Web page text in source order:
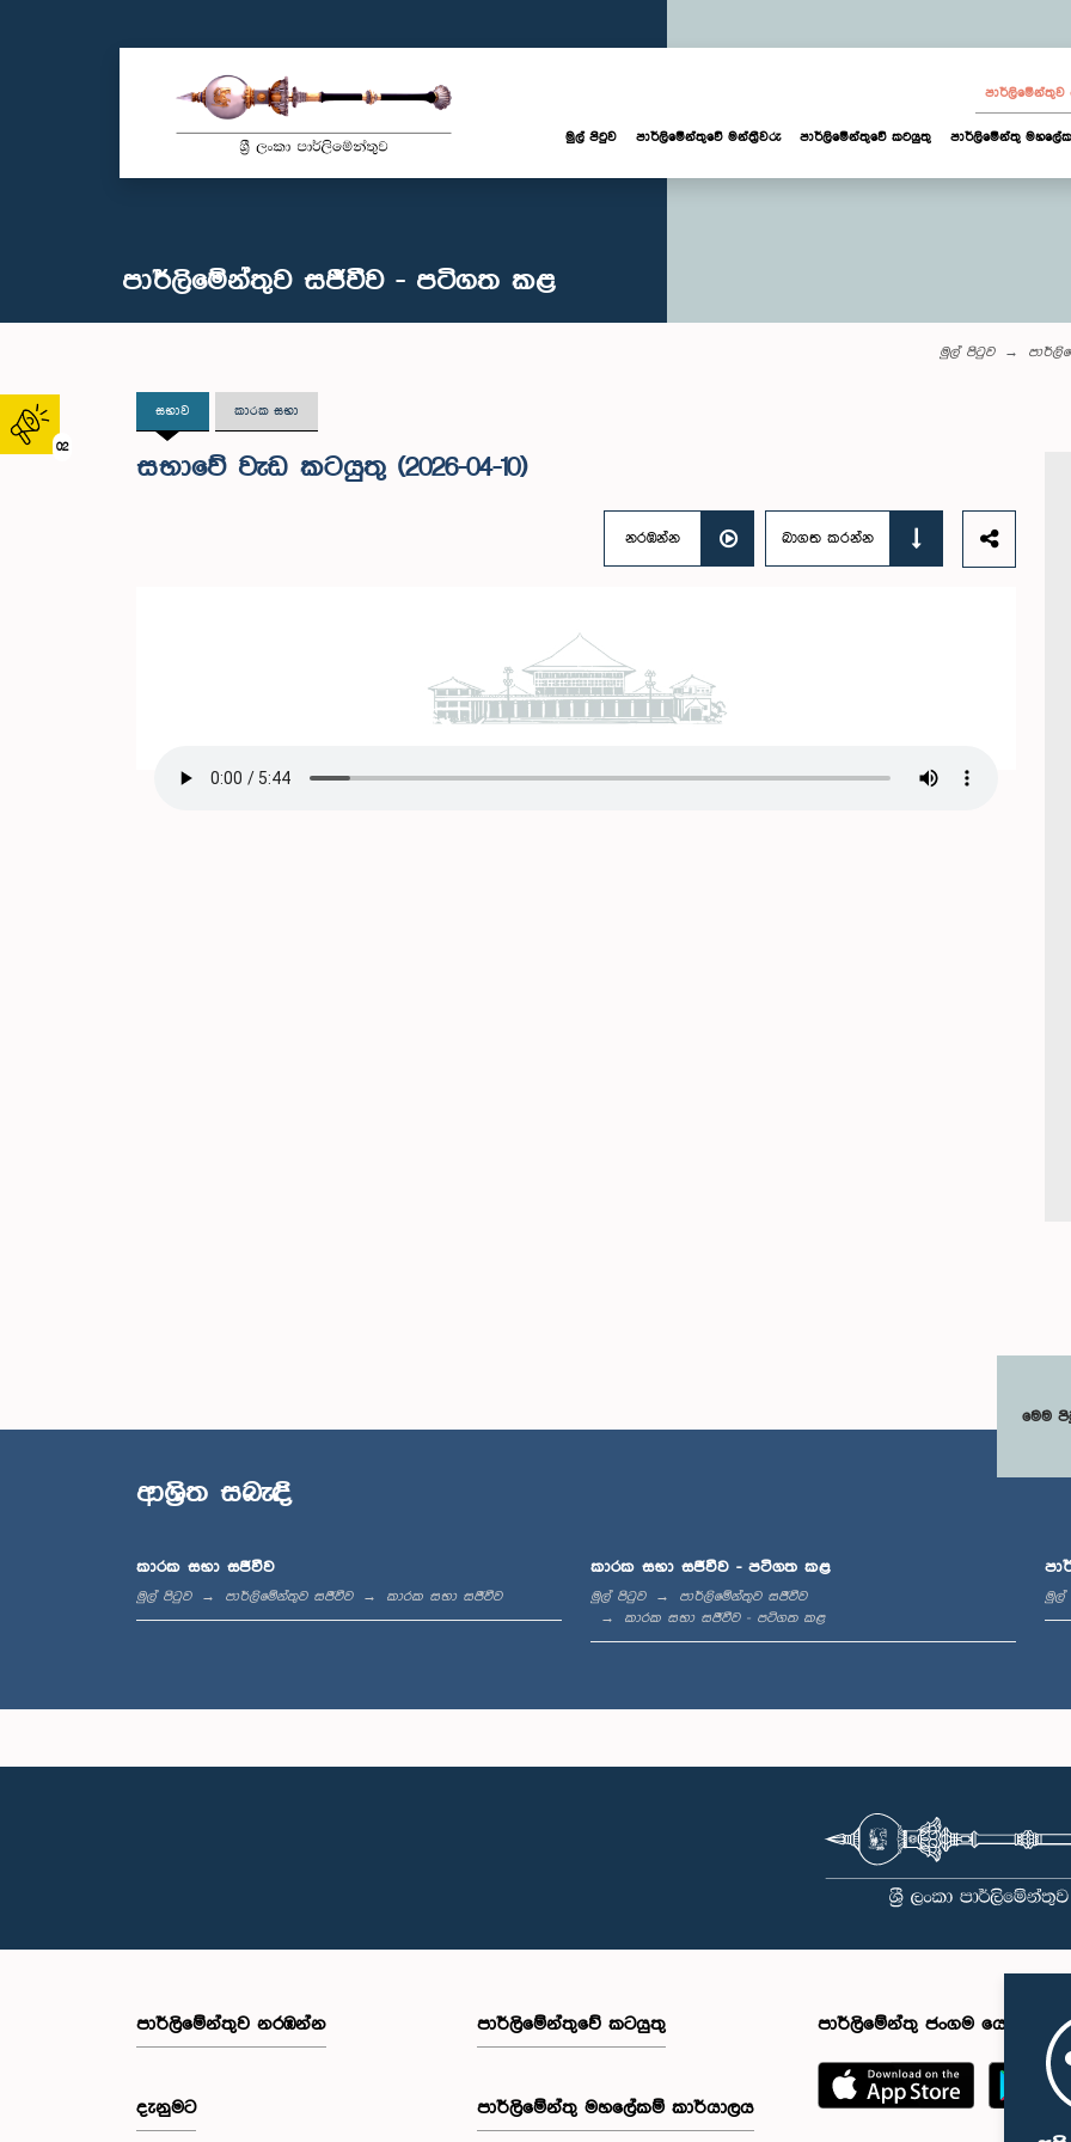
02
පාර්ලි‌මේන්තුව
මුල් පිටුව පාර්ලි‌මේන්තුවේ මන්ත්‍රීවරු පාර්ලිමේන්තුවේ කටයුතු පාර්ලිමේන්තු
පාර්ලිමේන්තුව සජීවීව - පටිගත කළ
මුල් පිටුව
සභාව කාරක සභා
සභාවේ වැඩ කටයුතු (2026-04-10)
නරඹන්න බාගත කරන්න
මෙම
ආශ්‍රිත සබැඳි
කාරක සභා සජීවීව
මුල් පිටුව පාර්ලිමේන්තුව සජීවීව කාරක සභා සජීවීව
කාරක සභා සජීවීව - පටිගත කළ
මුල් පිටුව
පාර්ලිමේන්තුව සජීවීව
කාරක සභා සජීවීව - පටිගත කළ
මුල්
පාර්ලි‌මේන්තුව නරඹන්න
දැනුමට
පාර්ලිමේන්තුවේ කටයුතු
පාර්ලිමේන්තු මහලේකම් කාර්යාලය
පාර්ලිමේන්තු ජංගම යෙදුම